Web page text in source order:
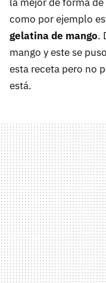
como por ejemplo
gelatina de mango.
mango y este se
esta receta pero no
está.